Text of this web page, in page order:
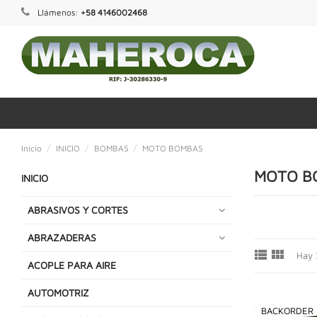
Llámenos: +58 4146002468
Inicio INICIO BOMBAS MOTO BOMBAS
INICIO
ABRASIVOS Y CORTES
ABRAZADERAS
ACOPLE PARA AIRE
AUTOMOTRIZ
MOTO
  Hay
BACKORDER